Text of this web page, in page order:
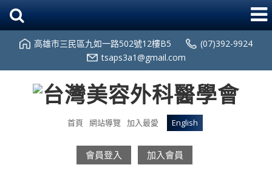
高雄市三民區九如一路502號12樓B5
(07)392-9924
tsaps3a1@gmail.com
首頁 網站導覽 加入最愛 English
會員登入 加入會員